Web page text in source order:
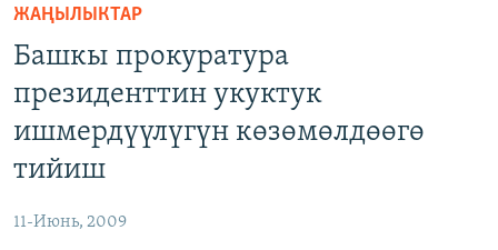
өтүңүз
Издөөгө
салыңыз
ЭКОНОМИКА
БОРБОР АЗИЯ
УКРАИНА
АТАЙЫН ИЛИКТӨӨ
ПОДКАСТ
ЖАҢЫЛЫКТАР
Башкы прокуратура
президенттин укуктук
ишмердүүлүгүн көзөмөлдөөгө
тийиш
11-Июнь, 2009